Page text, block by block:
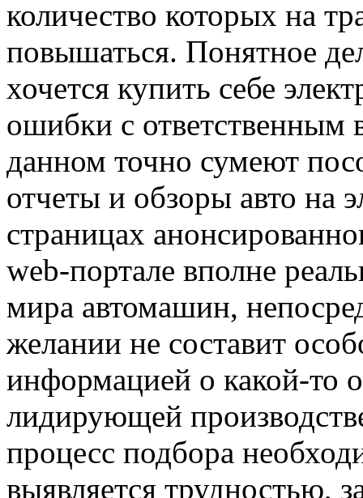
количество которых на
повышаться. Понятное
хочется купить себе
ошибки с ответственным
данном точно сумеют
отчеты и обзоры авто на
страницах
web-портале вполне
мира автомашин,
желании не составит
информацией о какой-то
лидирующей
процесс подбора
выявляется трудностью,